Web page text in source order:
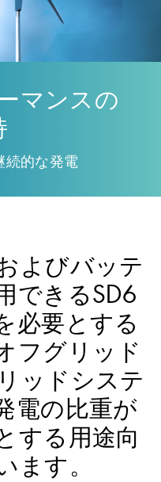
マンスの
続的な発電
よびバッテ
できるSD6
必要とする
フグリッド
ッドシステ
電の比重が
する用途向
ます。